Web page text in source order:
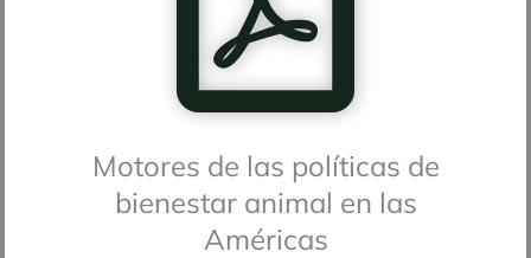
Motores de las políticas de
bienestar animal en las
Américas